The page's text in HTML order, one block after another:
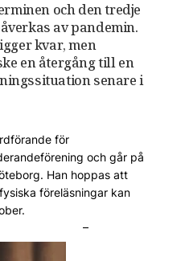
och den tredje
av pandemin.
kvar, men
en återgång till en
senare i
för
och går på
Han hoppas att
föreläsningar kan
–